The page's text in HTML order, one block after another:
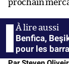
prochain
Benfica,
pour les